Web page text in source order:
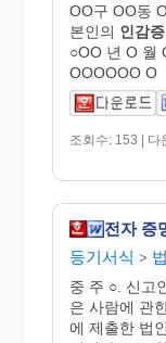
OO구 OO동
본인의 인감
○OO 년 O 월
OOOOOO O
조회수: 153 | 다
전자 증
등기서식 >
중 주 ○. 신고
은 사람에 관
에 제출한 법인